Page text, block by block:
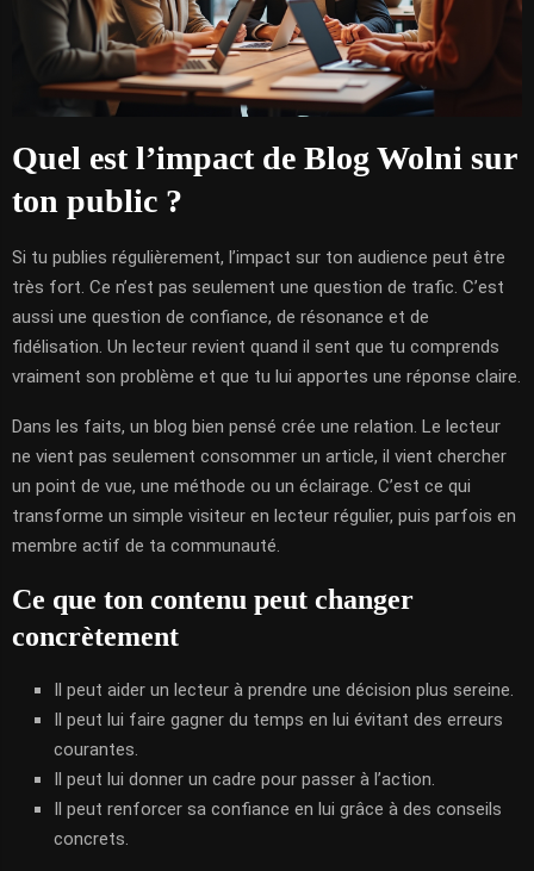
Quel est l’impact de Blog Wolni sur
ton public ?
Si tu publies régulièrement, l’impact sur ton audience peut être
très fort. Ce n’est pas seulement une question de trafic. C’est
aussi une question de confiance, de résonance et de
fidélisation. Un lecteur revient quand il sent que tu comprends
vraiment son problème et que tu lui apportes une réponse claire.
Dans les faits, un blog bien pensé crée une relation. Le lecteur
ne vient pas seulement consommer un article, il vient chercher
un point de vue, une méthode ou un éclairage. C’est ce qui
transforme un simple visiteur en lecteur régulier, puis parfois en
membre actif de ta communauté.
Ce que ton contenu peut changer
concrètement
Il peut aider un lecteur à prendre une décision plus sereine.
Il peut lui faire gagner du temps en lui évitant des erreurs
courantes.
Il peut lui donner un cadre pour passer à l’action.
Il peut renforcer sa confiance en lui grâce à des conseils
concrets.